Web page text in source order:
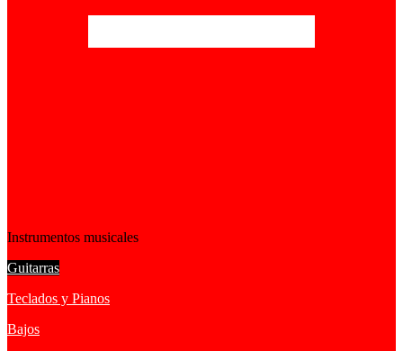
Instrumentos musicales
Guitarras
Teclados y Pianos
Bajos